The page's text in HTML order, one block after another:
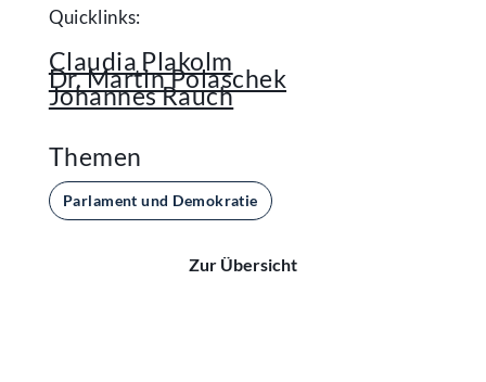
Quicklinks:
Claudia Plakolm
Dr. Martin Polaschek
Johannes Rauch
Themen
Parlament und Demokratie
Zur Übersicht